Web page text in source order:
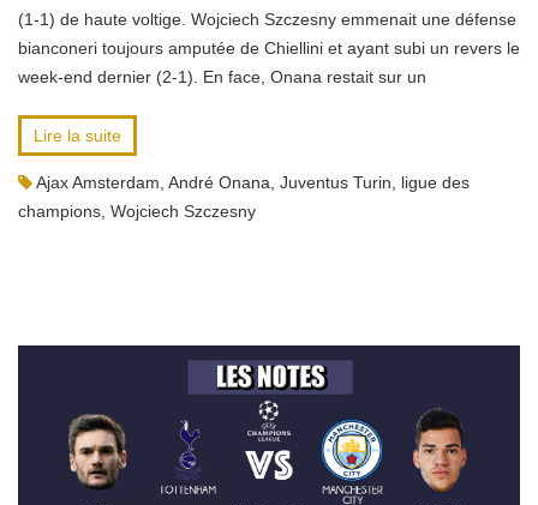
(1-1) de haute voltige. Wojciech Szczesny emmenait une défense
bianconeri toujours amputée de Chiellini et ayant subi un revers le
week-end dernier (2-1). En face, Onana restait sur un
Lire la suite
Ajax Amsterdam André Onana Juventus Turin
ligue des
champions Wojciech Szczesny